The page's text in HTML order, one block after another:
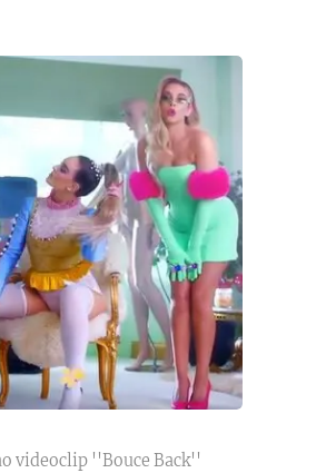
videoclip ''Bouce Back''